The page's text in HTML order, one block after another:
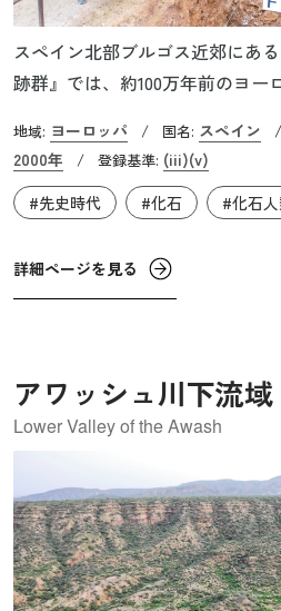
スペイン北部ブルゴス近郊にあ
跡群』では、約100万年前のヨー
祖先の姿と生活様式を解明する
フリカ系祖先から現生人類への
ます。遺跡群はグラン・ドリー
他にも、狩猟の場面や幾何学的
絵や彫刻のパネルも見つかって
地域: ヨーロッパ / 国名: スペイン /
2000年 / 登録基準: (iii)(v)
#先史時代
#化石 #化石
詳細ページを見る
アワッシュ川下流域
Lower Valley of the Awash